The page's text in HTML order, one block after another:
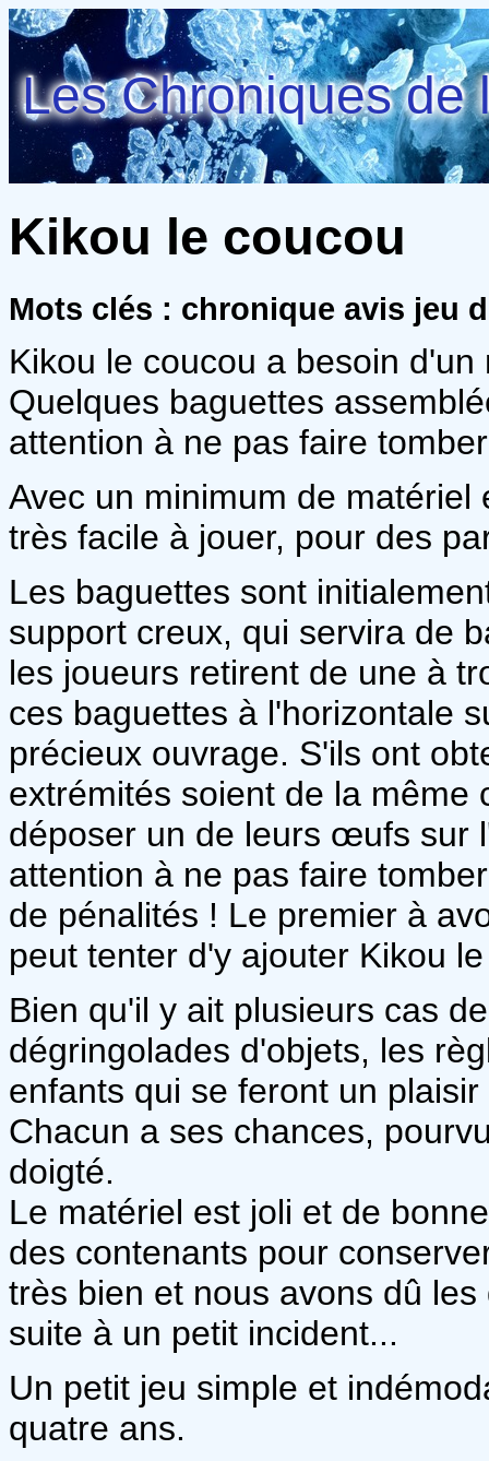
Les Chroniques de
Kikou le coucou
Mots clés : chronique avis jeu
Kikou le coucou a besoin
Quelques baguettes
attention à ne pas faire
Avec un minimum de
très facile à jouer, pour des
Les baguettes sont
support creux, qui servira de
les joueurs retirent de une à
ces baguettes à l'horizontale
précieux ouvrage. S'ils ont
extrémités soient de la même
déposer un de leurs œufs sur
attention à ne pas faire
de pénalités ! Le premier à
peut tenter d'y ajouter Kikou
Bien qu'il y ait plusieurs cas
dégringolades d'objets, les
enfants qui se feront un
Chacun a ses chances,
doigté.
Le matériel est joli et de
des contenants pour
très bien et nous avons dû
suite à un petit incident...
Un petit jeu simple et
quatre ans.